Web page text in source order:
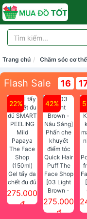
Trang chủ Chăm sóc cơ thể
Flash Sale 16
22%
Gel tẩy da
chết đu đủ
SMART
PEELING
275.000
đ
42%
[03 Light
Brown -
Nâu Sáng]
Phấn che
275.000
đ